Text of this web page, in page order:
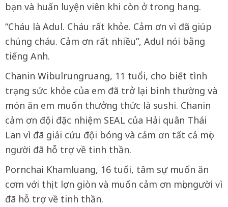
bạn và huấn luyện viên khi còn ở trong hang.
“Cháu là Adul. Cháu rất khỏe. Cảm ơn vì đã giúp
chúng cháu. Cảm ơn rất nhiều”, Adul nói bằng
tiếng Anh.
Chanin Wibulrungruang, 11 tuổi, cho biết tình
trạng sức khỏe của em đã trở lại bình thường và
món ăn em muốn thưởng thức là sushi. Chanin
cảm ơn đội đặc nhiệm SEAL của Hải quân Thái
Lan vì đã giải cứu đội bóng và cảm ơn tất cả mọi
người đã hỗ trợ về tinh thần.
Pornchai Khamluang, 16 tuổi, tâm sự muốn ăn
cơm với thịt lợn giòn và muốn cảm ơn mọi người vì
đã hỗ trợ về tinh thần.